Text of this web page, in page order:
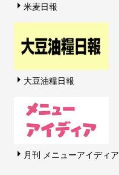
米麦日報
大豆油糧日報
月刊 メニューアイディア